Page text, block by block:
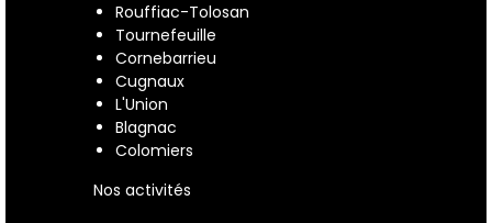
Rouffiac-Tolosan
Tournefeuille
Cornebarrieu
Cugnaux
L'Union
Blagnac
Colomiers
Nos activités